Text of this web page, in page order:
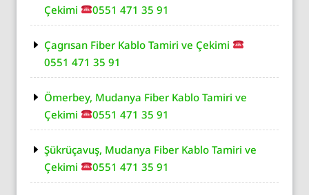
Çekimi
0551 471 35 91
Çagrısan Fiber Kablo Tamiri ve Çekimi
0551 471 35 91
Ömerbey, Mudanya Fiber Kablo Tamiri ve
Çekimi
0551 471 35 91
Şükrüçavuş, Mudanya Fiber Kablo Tamiri ve
Çekimi
0551 471 35 91